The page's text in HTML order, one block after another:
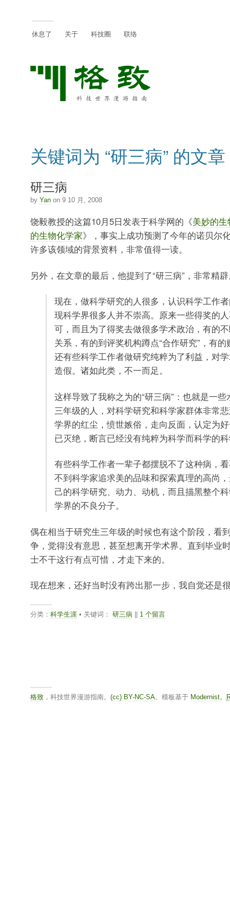
休息了 关于 科技圈 联络
关键词为 “研三病” 的文章
研三病
by Yanon 9 10 月, 2008
饶毅教授的这篇10月5日发表于科学网的《美妙的
的生物化学家》，事实上成功预测了今年的诺贝尔
许多该领域的背景资料，非常值得一读。
另外，在文章的最后，他提到了“研三病”，非常精
现在，做科学研究的人很多，认识科学工作
现科学界很多人并不崇高。原来一些得奖的
可，而且为了得奖去做很多学术政治，有的
关系，有的到评奖机构蹲点“合作研究”，有
还有些科学工作者做研究纯粹为了利益，对
造假。诸如此类，不一而足。
这样导致了我称之为的“研三病”：也就是一
三年级的人，对科学研究和科学家群体非常
学界的红尘，愤世嫉俗，走向反面，认定为
已灭绝，断言已经没有纯粹为科学而科学的
有些科学工作者一辈子都摆脱不了这种病，
不到科学家追求美的品味和探索真理的高尚
己的科学研究、动力、动机，而且描黑整个
学界的不良分子。
偶在相当于研究生三年级的时候也有这个阶段，看
争，觉得没有意思，甚至想离开学术界。直到毕业
士不干这行有点可惜，才走下来的。
现在想来，还好当时没有跨出那一步，我自觉还是
分类： 科学生涯• 关键词： 研三病 1 个留言
格致，科技世界漫游指南。 (cc) BY-NC-SA。模板基于 Modernist。